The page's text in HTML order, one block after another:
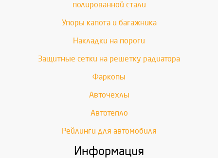
полированной стали
Упоры капота и багажника
Накладки на пороги
Защитные сетки на решетку радиатора
Фаркопы
Авточехлы
Автотепло
Рейлинги для автомобиля
Информация